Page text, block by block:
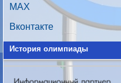
MAX
Вконтакте
История олимпиады